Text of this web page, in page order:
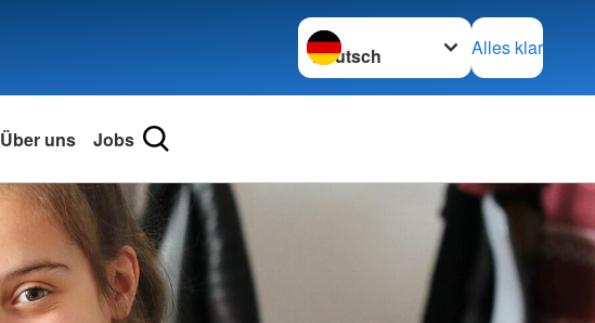
Sprache wechseln zu
Alles klar
Über uns Jobs